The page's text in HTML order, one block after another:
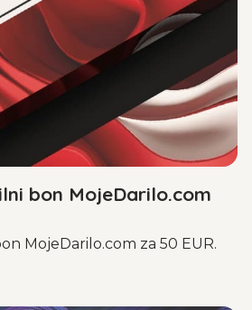
bon MojeDarilo.com
MojeDarilo.com za 50 EUR.